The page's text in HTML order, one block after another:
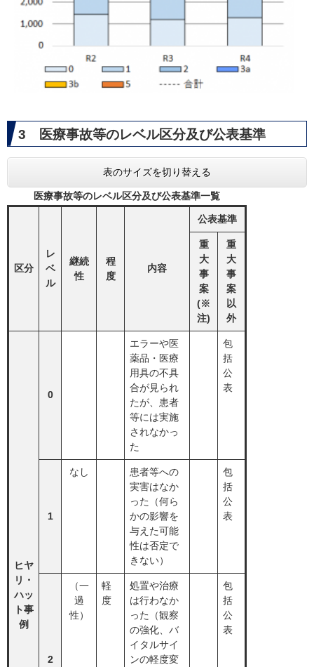
3 医療事故等のレベル区分及び公表基準
表のサイズを切り替える
医療事故等のレベル区分及び公表基準一覧
区分
レ
ベ
ル
継続
性
程
度
内容
公表基準
重
大
事
案
(※
注)
重
大
事
案
以
外
ヒヤ
リ・
ハッ
ト事
例
0
エラーや医
薬品・医療
用具の不具
合が見られ
たが、患者
等には実施
されなかっ
た
包
括
公
表
1
なし
患者等への
実害はなか
った（何ら
かの影響を
与えた可能
性は否定で
きない）
包
括
公
表
2
（一
過
性）
軽
度
処置や治療
は行わなか
った（観察
の強化、バ
イタルサイ
ンの軽度変
包
括
公
表